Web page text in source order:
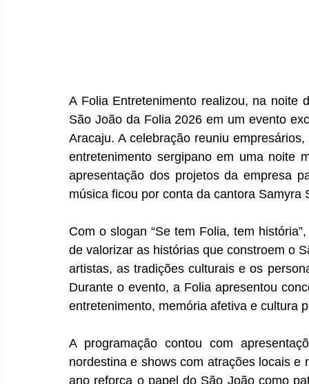
A Folia Entretenimento realizou, na noite
São João da Folia 2026 em um evento
Aracaju. A celebração reuniu
entretenimento sergipano em uma noite
apresentação dos projetos da empresa
música ficou por conta da cantora Samyra
Com o slogan “Se tem Folia, tem
de valorizar as histórias que constroem o
artistas, as tradições culturais e os
Durante o evento, a Folia apresentou
entretenimento, memória afetiva e cultura
A programação contou com
nordestina e shows com atrações locais
ano reforça o papel do São João como